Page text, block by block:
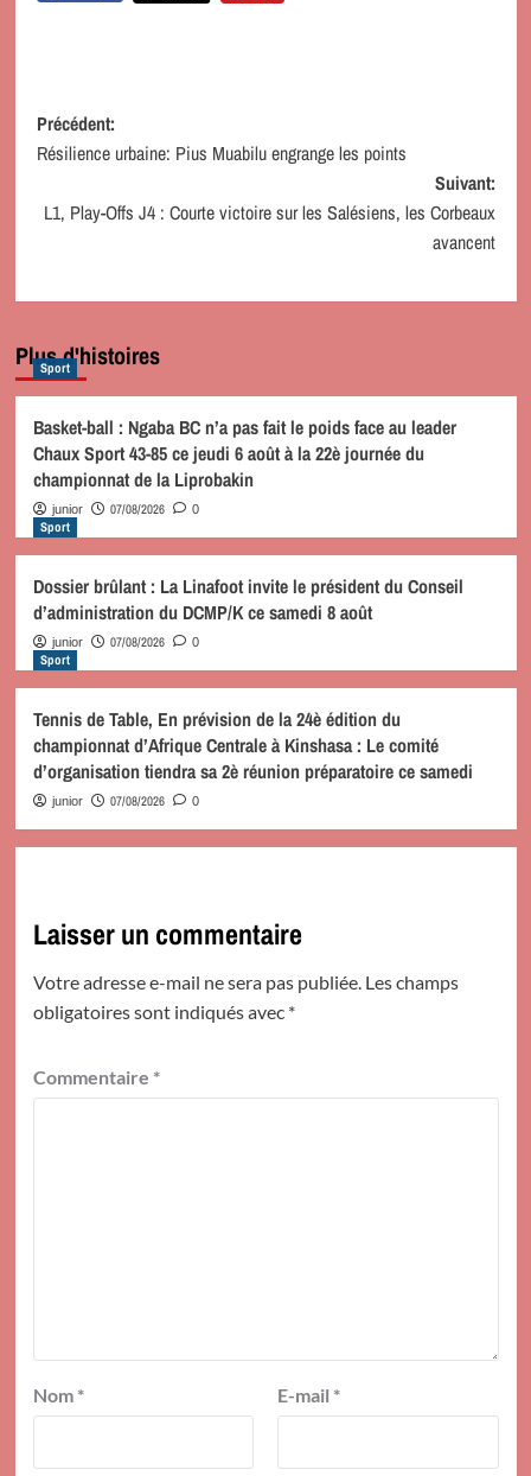
Navigation
d’article
Précédent:
Résilience urbaine: Pius Muabilu engrange les points
Suivant:
L1, Play-Offs J4 : Courte victoire sur les Salésiens, les Corbeaux
avancent
Plus d'histoires
Sport
Basket-ball : Ngaba BC n’a pas fait le poids face au leader
Chaux Sport 43-85 ce jeudi 6 août à la 22è journée du
championnat de la Liprobakin
junior 07/08/2026 0
Sport
Dossier brûlant : La Linafoot invite le président du Conseil
d’administration du DCMP/K ce samedi 8 août
junior 07/08/2026 0
Sport
Tennis de Table, En prévision de la 24è édition du
championnat d’Afrique Centrale à Kinshasa : Le comité
d’organisation tiendra sa 2è réunion préparatoire ce samedi
junior 07/08/2026 0
Laisser un commentaire
Votre adresse e-mail ne sera pas publiée. Les champs
obligatoires sont indiqués avec *
Commentaire *
Nom * E-mail *